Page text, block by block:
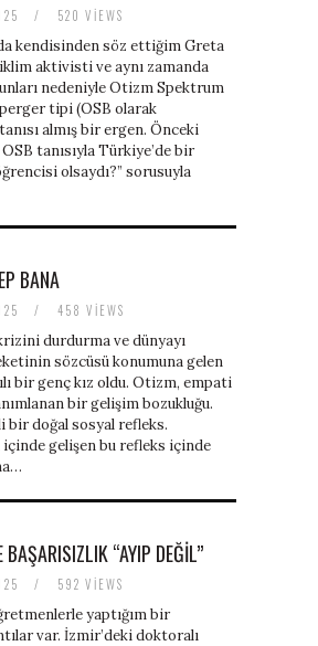
/ 520 VIEWS
kendisinden söz ettiğim Greta
aktivisti ve aynı zamanda
nedeniyle Otizm Spektrum
tipi (OSB olarak
almış bir ergen. Önceki
OSB tanısıyla Türkiye’de bir
olsaydı?” sorusuyla
BANA
/ 458 VIEWS
durdurma ve dünyayı
sözcüsü konumuna gelen
bir genç kız oldu. Otizm, empati
bir gelişim bozukluğu.
bir doğal sosyal refleks.
içinde gelişen bu refleks içinde
BAŞARISIZLIK “AYIP DEĞIL”
/ 592 VIEWS
yaptığım bir
var. İzmir’deki doktoralı